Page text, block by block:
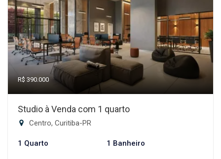
R$ 390.000
Studio à Venda com 1 quarto
Centro, Curitiba-PR
1 Quarto 1 Banheiro